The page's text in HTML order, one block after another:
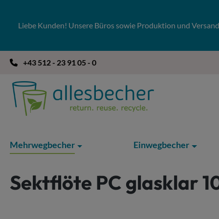
Liebe Kunden! Unsere Büros sowie Produktion und
+43 512 - 23 91 05 - 0
Mehrwegbecher Einwegbecher
Sektflöte PC glasklar